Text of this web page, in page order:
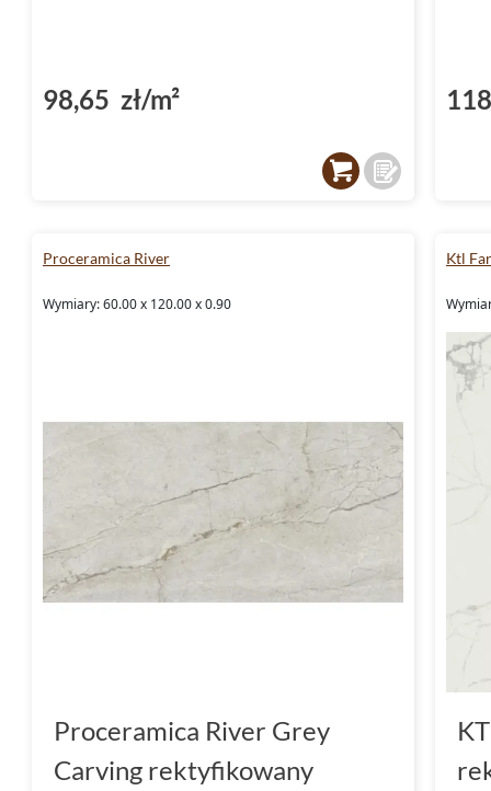
98,65 zł/m²
Proceramica River
Wymiary: 60.00 x 120.00 x 0.90
Proceramica River Grey
Carving rektyfikowany
Ktl